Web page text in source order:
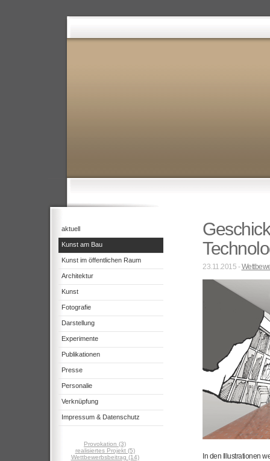
aktuell
Kunst am Bau
Kunst im öffentlichen Raum
Architektur
Kunst
Fotografie
Darstellung
Experimente
Publikationen
Presse
Personalie
Verknüpfung
Impressum & Datenschutz
Provokation (3)
realisiertes Projekt (5)
Wettbewerbsbeitrag (14)
23.11.2015 -
In den Illustrationen